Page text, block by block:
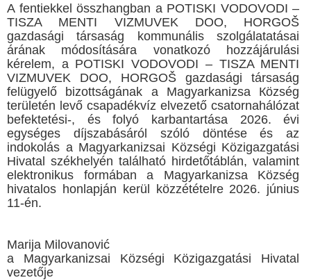
A fentiekkel összhangban a POTISKI VODOVODI –
TISZA MENTI VIZMUVEK DOO, HORGOŠ
gazdasági társaság kommunális szolgálatatásai
árának módosítására vonatkozó hozzájárulási
kérelem, a POTISKI VODOVODI – TISZA MENTI
VIZMUVEK DOO, HORGOŠ gazdasági társaság
felügyelő bizottságának a Мagyarkanizsa Кözség
területén levő csapadékvíz elvezető csatornahálózat
befektetési-, és folyó karbantartása 2026. évi
egységes díjszabásáról szóló döntése és az
indokolás a Magyarkanizsai Községi Közigazgatási
Hivatal székhelyén található hirdetőtáblán, valamint
elektronikus formában a Magyarkanizsa Község
hivatalos honlapján kerül közzétételre 2026. június
11-én.
Marija Milovanović
a Magyarkanizsai Községi Közigazgatási Hivatal
vezetője